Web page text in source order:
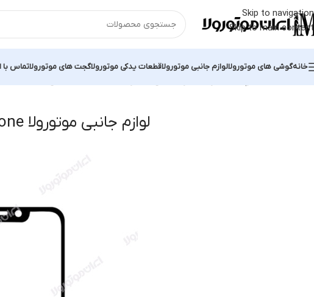
Skip to navigation
Skip to main content
خانهگوشی های موتورولالوازم جانبی موتورولاقطعات یدکی موتورولاگجت های موتورولاتماس با
لوازم جانبی موتورولا moto one